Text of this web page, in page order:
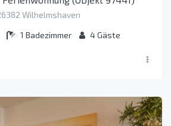
Wilhelmshaven
1 Badezimmer 4Gäste